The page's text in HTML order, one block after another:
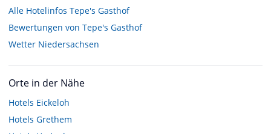
Alle Hotelinfos Tepe's Gasthof
Bewertungen von Tepe's Gasthof
Wetter Niedersachsen
Orte in der Nähe
Hotels Eickeloh
Hotels Grethem